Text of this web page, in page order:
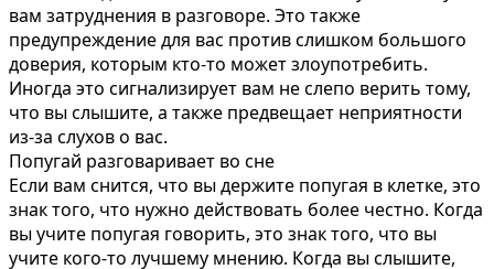
вам затруднения в разговоре. Это также
предупреждение для вас против слишком большого
доверия, которым кто-то может злоупотребить.
Иногда это сигнализирует вам не слепо верить тому,
что вы слышите, а также предвещает неприятности
из-за слухов о вас.
Попугай разговаривает во сне
Если вам снится, что вы держите попугая в клетке, это
знак того, что нужно действовать более честно. Когда
вы учите попугая говорить, это знак того, что вы
учите кого-то лучшему мнению. Когда вы слышите,